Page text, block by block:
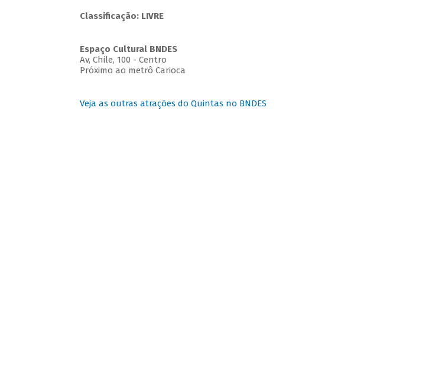
Classificação: LIVRE
Espaço Cultural BNDES
Av, Chile, 100 - Centro
Próximo ao metrô Carioca
Veja as outras atrações do Quintas no BNDES